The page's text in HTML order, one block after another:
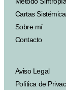
Cartas
Sobre mí
Contacto
Aviso Legal
Política de